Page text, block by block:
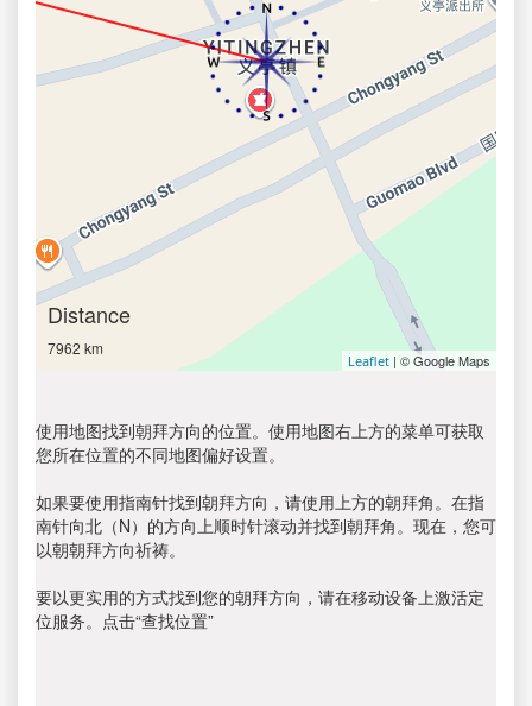
Distance
7962 km
Leaflet | © Google Maps
使用地图找到朝拜方向的位置。使用地图右上方的菜单可获取
您所在位置的不同地图偏好设置。
如果要使用指南针找到朝拜方向，请使用上方的朝拜角。在指
南针向北（N）的方向上顺时针滚动并找到朝拜角。现在，您可
以朝朝拜方向祈祷。
要以更实用的方式找到您的朝拜方向，请在移动设备上激活定
位服务。点击“查找位置”